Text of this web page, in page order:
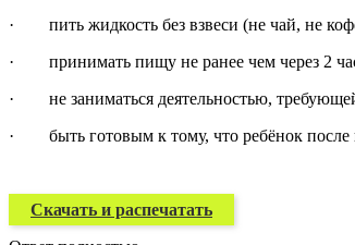
· пить жидкость без взвеси (не чай, не
· принимать пищу не ранее чем через 2
· не заниматься деятельностью, требующей
· быть готовым к тому, что ребёнок после
Скачать и распечатать